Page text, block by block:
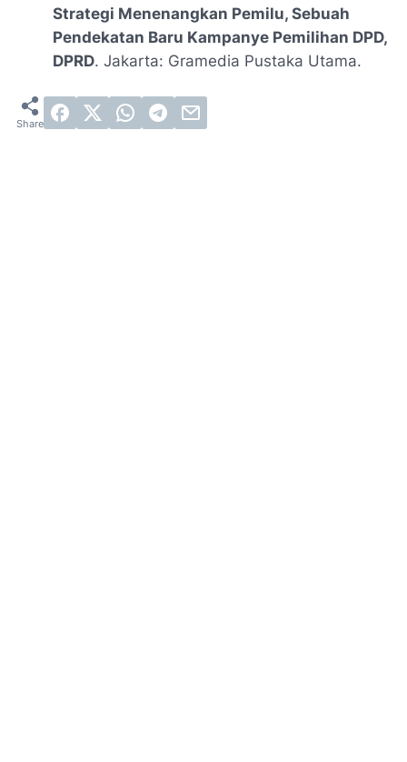
Strategi Menenangkan Pemilu, Sebuah
Pendekatan Baru Kampanye Pemilihan DPD,
DPRD. Jakarta: Gramedia Pustaka Utama.